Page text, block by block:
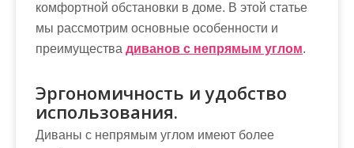
комфортной обстановки в доме. В этой статье
мы рассмотрим основные особенности и
преимущества диванов с непрямым углом.
Эргономичность и удобство
использования.
Диваны с непрямым углом имеют более